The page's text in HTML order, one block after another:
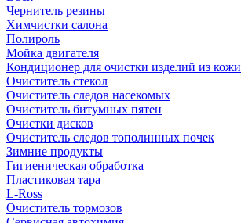
Чернитель резины
Химчистки салона
Полироль
Мойка двигателя
Кондиционер для очистки изделий из кожи
Очиститель стекол
Очиститель следов насекомых
Очиститель битумных пятен
Очистки дисков
Очиститель следов тополинных почек
Зимние продукты
Гигиеническая обработка
Пластиковая тара
L-Ross
Очиститель тормозов